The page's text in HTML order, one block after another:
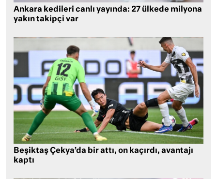
Ankara kedileri canlı yayında: 27 ülkede milyona
yakın takipçi var
Beşiktaş Çekya’da bir attı, on kaçırdı, avantajı
kaptı